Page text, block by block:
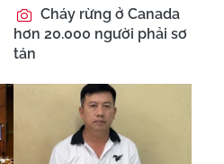
Cháy rừng ở Canada
hơn 20.000 người phải sơ
tán